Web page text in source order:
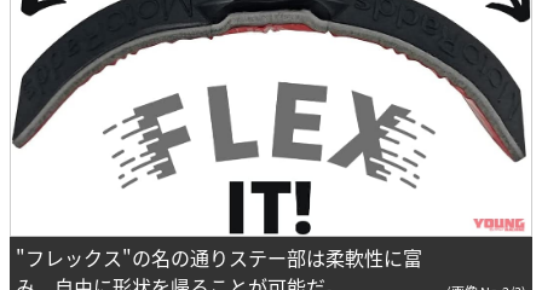
"フレックス"の名の通りステー部は柔軟性に富